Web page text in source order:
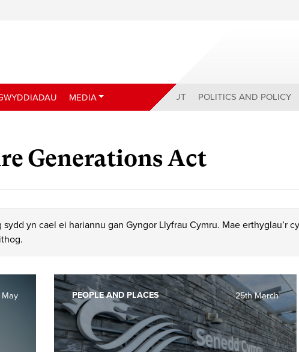
MEDIA ABOUT POLITICS AND POLICY
Generations Act
yn cael ei hariannu gan Gyngor Llyfrau Cymru. Mae erthyglau’r
May 25th March
PEOPLE AND PLACES